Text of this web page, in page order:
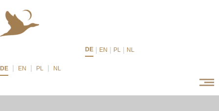
DE | EN | PL | NL
DE | EN | PL | NL